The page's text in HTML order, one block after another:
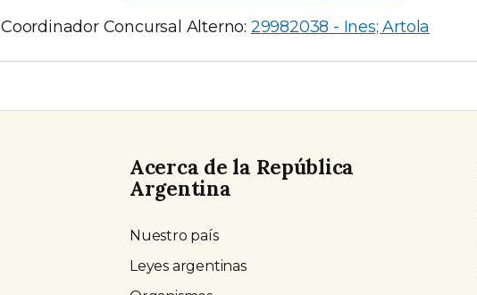
Coordinador Concursal Alterno: 29982038 - Ines; Artola
Acerca de la República
Argentina
Nuestro país
Leyes argentinas